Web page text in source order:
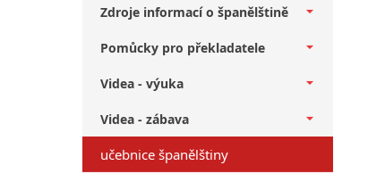
Zdroje informací o španělštině
Pomůcky pro překladatele
Videa - výuka
Videa - zábava
učebnice španělštiny